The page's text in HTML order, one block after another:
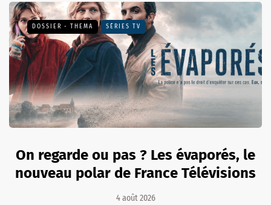
DOSSIER - THEMA SÉRIES TV
On regarde ou pas ? Les évaporés, le
nouveau polar de France Télévisions
4 août 2026